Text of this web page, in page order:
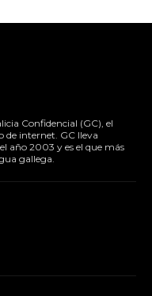
Confidencial (GC), el
de internet. GC lleva
año 2003 y es el que más
gallega.